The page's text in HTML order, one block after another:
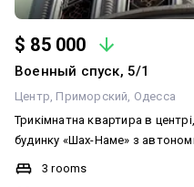
$ 85 000
Военный спуск, 5/1
Центр Приморский Одесса
Трикімнатна квартира в
будинку «Шах-Наме» з автономним
будинку квартири продаються вкрай рідко!
високої якості будівництва
3 rooms